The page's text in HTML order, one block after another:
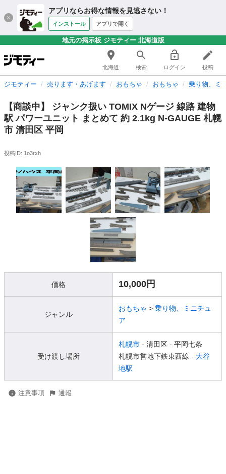
アプリならお得な情報を見逃さない！
インストール アプリで開く
地元の掲示板 ジモティー 北海道版
北海道 検索 ログイン 投稿
ジモティー 売ります・あげます おもちゃ おもちゃ 乗り物、ミ
【商談中】 ジャンク扱い TOMIX Nゲージ 線路 建物
駅 パワーユニット まとめて 約 2.1kg N-GAUGE 札幌
市 清田区 平岡
投稿ID: 1o3rxh
価格 10,000円
ジャンル
おもちゃ > 乗り物、ミニチュ
ア
受け渡し場所
札幌市 - 清田区 - 平岡七条
札幌市営地下鉄東西線 - 大谷
地駅
注意事項 通報